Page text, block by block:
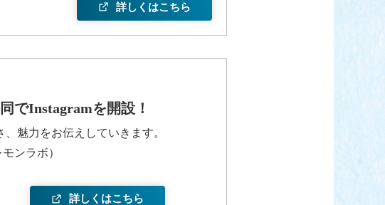
詳しくはこちら
でInstagramを開設！
魅力をお伝えしていきます。
ンラボ）
詳しくはこちら